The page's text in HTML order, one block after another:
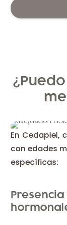
En Cedapiel,
con edades
específicas: